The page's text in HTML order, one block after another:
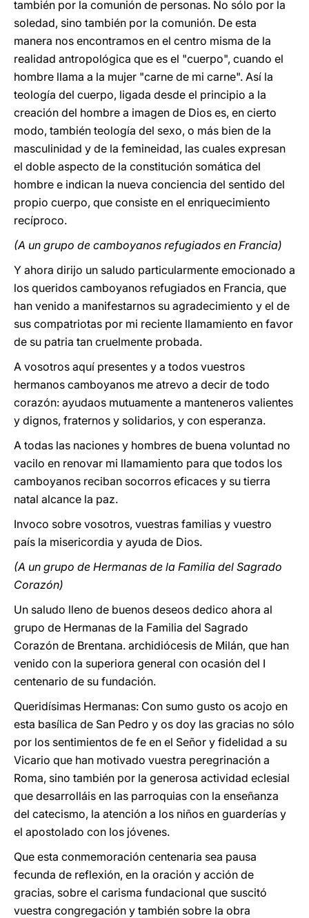
también por la comunión de personas. No sólo por la
soledad, sino también por la comunión. De esta
manera nos encontramos en el centro misma de la
realidad antropológica que es el "cuerpo", cuando el
hombre llama a la mujer "carne de mi carne". Así la
teología del cuerpo, ligada desde el principio a la
creación del hombre a imagen de Dios es, en cierto
modo, también teología del sexo, o más bien de la
masculinidad y de la femineidad, las cuales expresan
el doble aspecto de la constitución somática del
hombre e indican la nueva conciencia del sentido del
propio cuerpo, que consiste en el enriquecimiento
recíproco.
(A un grupo de camboyanos refugiados en Francia)
Y ahora dirijo un saludo particularmente emocionado a
los queridos camboyanos refugiados en Francia, que
han venido a manifestarnos su agradecimiento y el de
sus compatriotas por mi reciente llamamiento en favor
de su patria tan cruelmente probada.
A vosotros aquí presentes y a todos vuestros
hermanos camboyanos me atrevo a decir de todo
corazón: ayudaos mutuamente a manteneros valientes
y dignos, fraternos y solidarios, y con esperanza.
A todas las naciones y hombres de buena voluntad no
vacilo en renovar mi llamamiento para que todos los
camboyanos reciban socorros eficaces y su tierra
natal alcance la paz.
Invoco sobre vosotros, vuestras familias y vuestro
país la misericordia y ayuda de Dios.
(A un grupo de Hermanas de la Familia del Sagrado
Corazón)
Un saludo lleno de buenos deseos dedico ahora al
grupo de Hermanas de la Familia del Sagrado
Corazón de Brentana. archidiócesis de Milán, que han
venido con la superiora general con ocasión del I
centenario de su fundación.
Queridísimas Hermanas: Con sumo gusto os acojo en
esta basílica de San Pedro y os doy las gracias no sólo
por los sentimientos de fe en el Señor y fidelidad a su
Vicario que han motivado vuestra peregrinación a
Roma, sino también por la generosa actividad eclesial
que desarrolláis en las parroquias con la enseñanza
del catecismo, la atención a los niños en guarderías y
el apostolado con los jóvenes.
Que esta conmemoración centenaria sea pausa
fecunda de reflexión, en la oración y acción de
gracias, sobre el carisma fundacional que suscitó
vuestra congregación y también sobre la obra